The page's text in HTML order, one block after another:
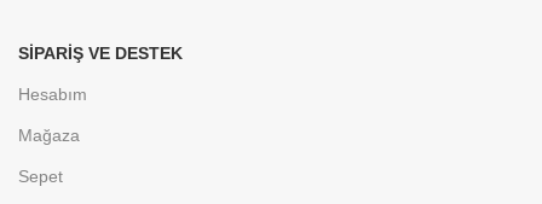
SIPARIŞ VE DESTEK
Hesabım
Mağaza
Sepet